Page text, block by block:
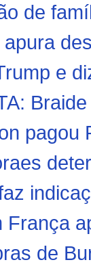
de
e
pagou
França
de